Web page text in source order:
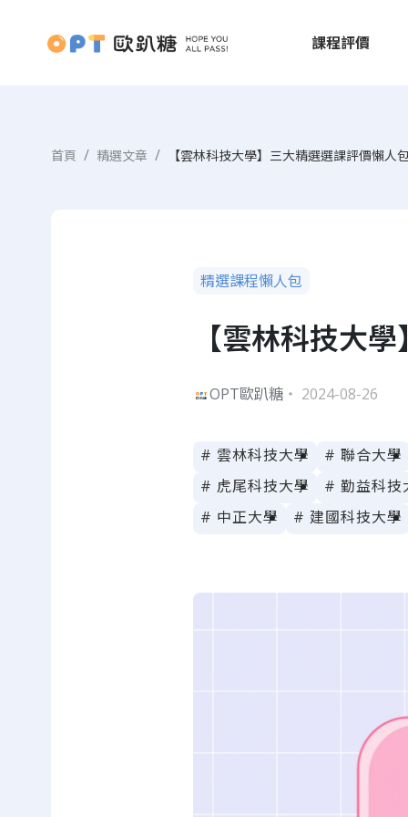
課程評價
首頁 精選文章 【雲林科技大學】三大精選選課評價懶人
精選課程懶人包
【雲林科技大
OPT歐趴糖 ・ 2024-08-26
# 雲林科技大學
# 聯合大學
# 虎尾科技大學
# 勤益科技
# 中正大學
# 建國科技大學